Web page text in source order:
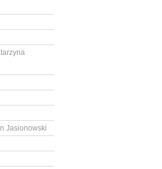
Jasionowski